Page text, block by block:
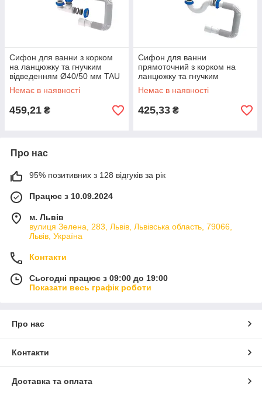
Сифон для ванни з корком
на ланцюжку та гнучким
відведенням Ø40/50 мм TAU
(9843620) riven
Немає в наявності
459,21 ₴
Сифон для ванни
прямоточний з корком на
ланцюжку та гнучким
відведенням Ø40/50 мм TAU
(9843820) riven
Немає в наявності
425,33 ₴
Про нас
95% позитивних з 128 відгуків за рік
Працює з 10.09.2024
м. Львів
вулиця Зелена, 283, Львів, Львівська область, 79066,
Львів, Україна
Контакти
Сьогодні працює з 09:00 до 19:00
Показати весь графік роботи
Про нас
Контакти
Доставка та оплата